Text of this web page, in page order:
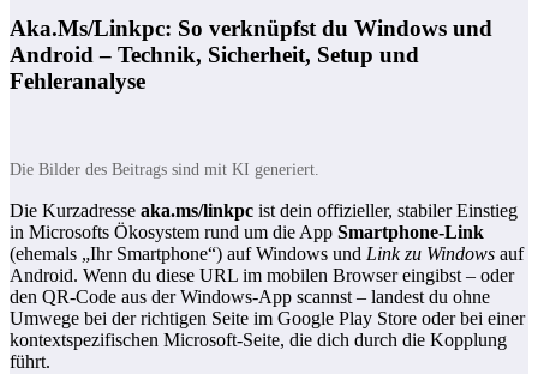
Aka.Ms/Linkpc: So verknüpfst du Windows und
Android – Technik, Sicherheit, Setup und
Fehleranalyse
Die Bilder des Beitrags sind mit KI generiert.
Die Kurzadresse aka.ms/linkpc ist dein offizieller, stabiler Einstieg
in Microsofts Ökosystem rund um die App Smartphone‑Link
(ehemals „Ihr Smartphone“) auf Windows und Link zu Windows auf
Android. Wenn du diese URL im mobilen Browser eingibst – oder
den QR‑Code aus der Windows‑App scannst – landest du ohne
Umwege bei der richtigen Seite im Google Play Store oder bei einer
kontextspezifischen Microsoft‑Seite, die dich durch die Kopplung
führt.